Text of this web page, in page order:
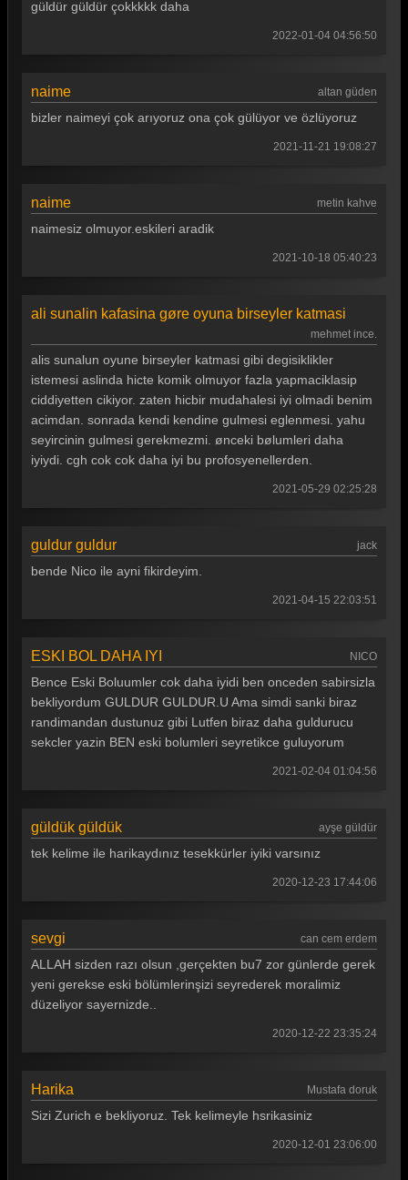
Güldür güldür 315. Bölüm
Güldür güldür 314. Bölüm
Güldür güldür 311. Bölüm
Güldür güldür 308. Bölüm
Güldür güldür 307. Bölüm
Güldür güldür 306. Bölüm
Güldür güldür 305. Bölüm
Güldür güldür 304. Bölüm
Güldür güldür 301. Bölüm
Güldür güldür 298. Bölüm
Güldür güldür 297. Bölüm
Güldür güldür 296. Bölüm
Güldür güldür 295. Bölüm
Güldür güldür 292. Bölüm
Güldür güldür 289. Bölüm
Güldür güldür 288. Bölüm
Güldür güldür 287. Bölüm
Güldür güldür 284. Bölüm
güldür güldür çokkkkk daha
2022-01-04 04:56:50
naime altan güden
bizler naimeyi çok arıyoruz ona çok gülüyor ve özlüyoruz
2021-11-21 19:08:27
naime metin kahve
naimesiz olmuyor.eskileri aradik
2021-10-18 05:40:23
ali sunalin kafasina gøre oyuna birseyler katmasi
mehmet ince.
alis sunalun oyune birseyler katmasi gibi degisiklikler
istemesi aslinda hicte komik olmuyor fazla yapmaciklasip
ciddiyetten cikiyor. zaten hicbir mudahalesi iyi olmadi benim
acimdan. sonrada kendi kendine gulmesi eglenmesi. yahu
seyircinin gulmesi gerekmezmi. ønceki bølumleri daha
iyiydi. cgh cok cok daha iyi bu profosyenellerden.
2021-05-29 02:25:28
guldur guldur jack
bende Nico ile ayni fikirdeyim.
2021-04-15 22:03:51
ESKI BOL DAHA IYI NICO
Bence Eski Boluumler cok daha iyidi ben onceden sabirsizla
bekliyordum GULDUR GULDUR.U Ama simdi sanki biraz
randimandan dustunuz gibi Lutfen biraz daha guldurucu
sekcler yazin BEN eski bolumleri seyretikce guluyorum
2021-02-04 01:04:56
güldük güldük ayşe güldür
tek kelime ile harikaydınız tesekkürler iyiki varsınız
2020-12-23 17:44:06
sevgi can cem erdem
ALLAH sizden razı olsun ,gerçekten bu7 zor günlerde gerek
yeni gerekse eski bölümlerinşizi seyrederek moralimiz
düzeliyor sayernizde..
2020-12-22 23:35:24
Harika Mustafa doruk
Sizi Zurich e bekliyoruz. Tek kelimeyle hsrikasiniz
2020-12-01 23:06:00